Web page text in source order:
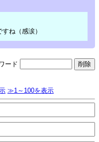
ね（感涙）
ード
≫1～100を表示